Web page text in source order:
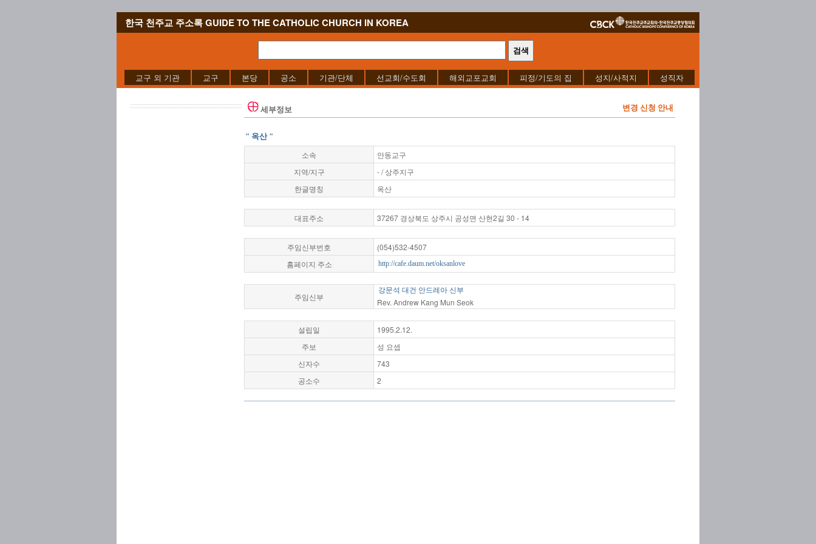
한국 천주교 주소록 GUIDE TO THE CATHOLIC CHURCH IN KOREA
교구 외 기관 교구 본당 공소 기관/단체 선교회/수도회 해외교포교회 피정/기도의 집 성지/사적지 성직자
세부정보 변경 신청 안내
" 옥산 "
소속
안동교구
지역/지구
- / 상주지구
한글명칭
옥산
대표주소 37267 경상북도 상주시 공성면 산현2길 30 - 14
주임신부번호
(054)532-4507
홈페이지 주소
http://cafe.daum.net/oksanlove
주임신부
강문석 대건 안드레아 신부
Rev. Andrew Kang Mun Seok
설립일
1995.2.12.
주보
성 요셉
신자수
743
공소수
2